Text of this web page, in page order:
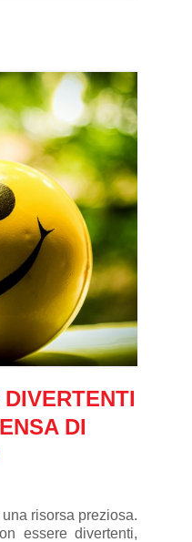
DI
risorsa preziosa.
essere divertenti,